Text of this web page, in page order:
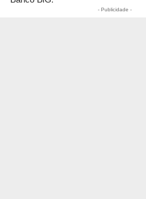
- Publicidade -